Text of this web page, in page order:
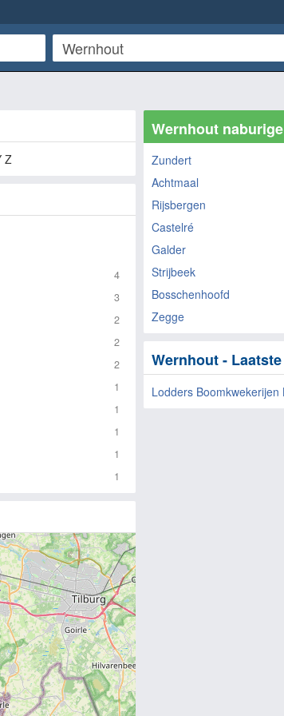
Z
4
3
2
2
2
1
1
1
1
1
Wernhout
Zundert
Achtmaal
Rijsbergen
Castelré
Galder
Strijbeek
Bosschenhoofd
Zegge
Wernhout -
Lodders Boomkwekerijen